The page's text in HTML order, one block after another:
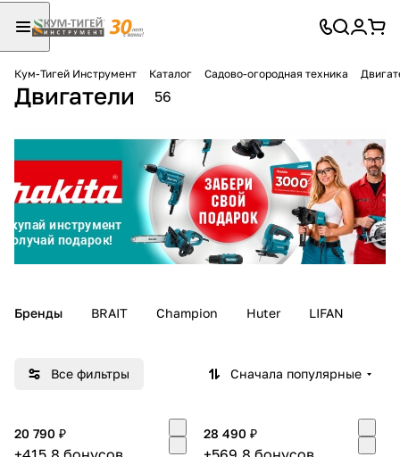
Кум-Тигей Инструмент Каталог Садово-огородная техника
Двигатели 56
Бренды BRAIT Champion Huter LIFAN
Все фильтры Сначала популярные
20 790 ₽ 28 490 ₽
Для клиентов всех банков
Разбейте
оплату на части
без переплат
Добавляйте товары
в корзину